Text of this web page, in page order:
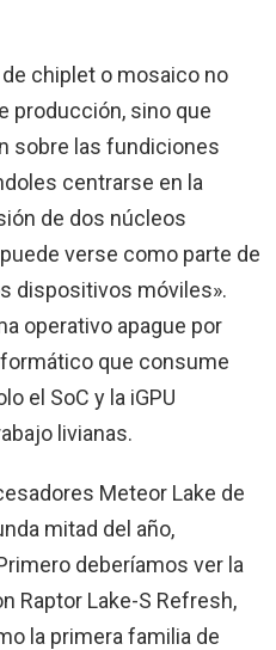
chiplet o mosaico no
producción, sino que
sobre las fundiciones
centrarse en la
de dos núcleos
verse como parte de
dispositivos móviles».
operativo apague por
que consume
el SoC y la iGPU
livianas.
Meteor Lake de
mitad del año,
deberíamos ver la
Raptor Lake-S Refresh,
la primera familia de